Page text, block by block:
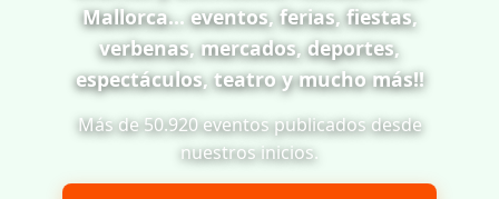
Mallorca... eventos, ferias, fiestas,
verbenas, mercados, deportes,
espectáculos, teatro y mucho más!!
Más de 50.920 eventos publicados desde
nuestros inicios.